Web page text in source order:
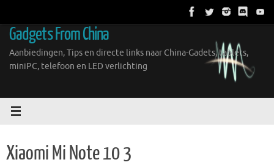
inhoud
Gadgets From China
Aanbiedingen, Tips en directe links naar China-Gadets, tablets,
miniPC, telefoon en LED verlichting
Xiaomi Mi Note 10 3